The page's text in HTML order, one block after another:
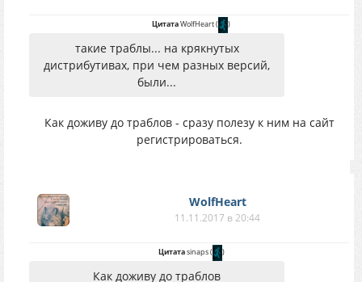
ЦитатаWolfHeart( )
такие траблы... на крякнутых
дистрибутивах, при чем разных версий,
были...
Как доживу до траблов - сразу полезу к ним на сайт
регистрироваться.
WolfHeart
11.11.2017 в 20:44
Цитатаsinaps( )
Как доживу до траблов